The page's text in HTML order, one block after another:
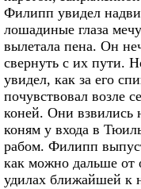
Филипп увидел
лошадиные глаза
вылетала пена. Он
свернуть с их пути.
увидел, как за его
почувствовал возле
коней. Они
коням у входа в
рабом. Филипп
как можно дальше от
удилах ближайшей к